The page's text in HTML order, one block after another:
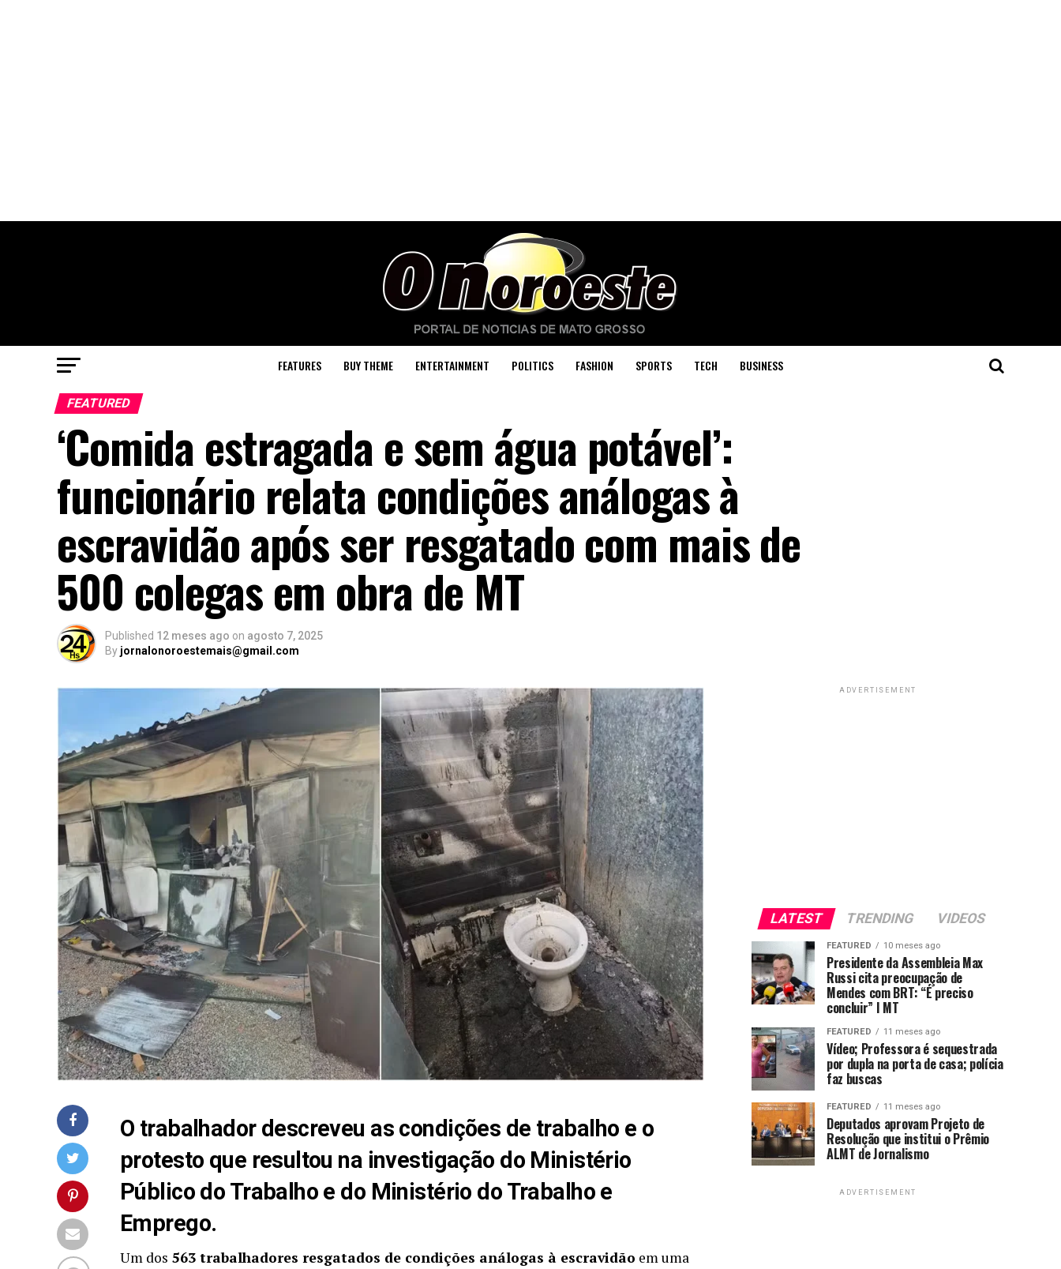
FEATURES BUY THEME ENTERTAINMENT POLITICS FASHION SPORTS TECH BUSINESS
FEATURED
‘Comida estragada e sem água potável’:
funcionário relata condições análogas à
escravidão após ser resgatado com mais de
500 colegas em obra de MT
Published 12 meses ago on agosto 7, 2025
By jornalonoroestemais@gmail.com
O trabalhador descreveu as condições de trabalho e o
protesto que resultou na investigação do Ministério
Público do Trabalho e do Ministério do Trabalho e
Emprego.
Um dos 563 trabalhadores resgatados de condições análogas à escravidão em uma
ADVERTISEMENT
LATEST TRENDING VIDEOS
FEATURED 10 meses ago
Presidente da Assembleia Max
Russi cita preocupação de
Mendes com BRT: “É preciso
concluir” I MT
FEATURED 11 meses ago
Vídeo; Professora é sequestrada
por dupla na porta de casa; polícia
faz buscas
FEATURED 11 meses ago
Deputados aprovam Projeto de
Resolução que institui o Prêmio
ALMT de Jornalismo
ADVERTISEMENT